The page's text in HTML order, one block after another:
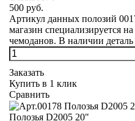
500 руб.
Артикул данных полозий
магазин специализируется
чемоданов. В наличии деталь
Заказать
Купить в 1 клик
Сравнить
Полозья D2005 20"